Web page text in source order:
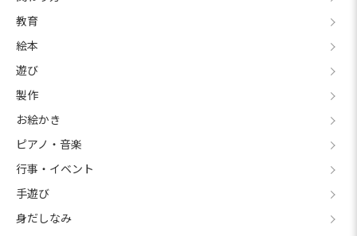
教育
絵本
遊び
製作
お絵かき
ピアノ・音楽
行事・イベント
手遊び
身だしなみ